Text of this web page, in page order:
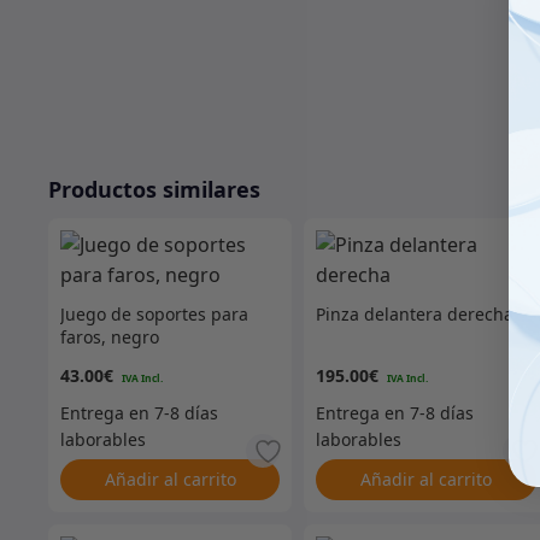
Productos similares
Juego de soportes para
faros, negro
43.00€
Añadir al carrito
Pinza delantera derecha
195.00€
Añadir al carrito